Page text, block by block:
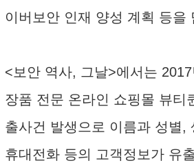
이버보안 인재 양성 계획 등을
<보안 역사, 그날>에서는
장품 전문 온라인 쇼핑몰 뷰티
출사건 발생으로 이름과 성별,
휴대전화 등의 고객정보가 유